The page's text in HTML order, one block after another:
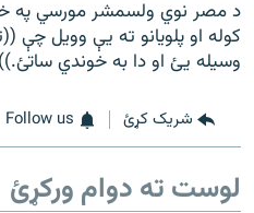
د مصر نوي ولسمشر مورسي په
کوله او پلويانو ته یې وويل چې
وسيله يئ او دا به خوندي ساتئ.))
شریک کړئ Follow us
لوست ته دوام ورکړئ